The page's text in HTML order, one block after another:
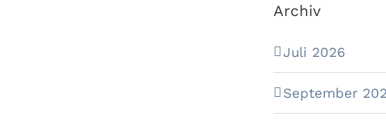
Archiv
Juli 2026
September